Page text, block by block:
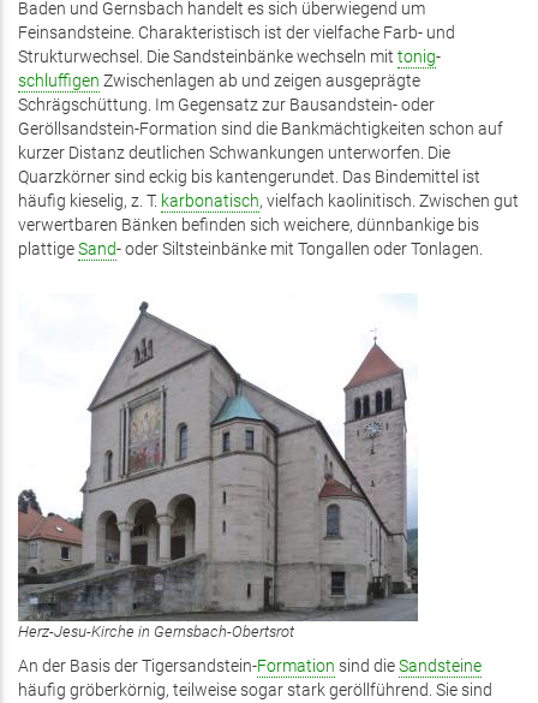
Baden und Gernsbach handelt es sich überwiegend um
Feinsandsteine. Charakteristisch ist der vielfache Farb- und
Strukturwechsel. Die Sandsteinbänke wechseln mit tonig-
schluffigen Zwischenlagen ab und zeigen ausgeprägte
Schrägschüttung. Im Gegensatz zur Bausandstein- oder
Geröllsandstein-Formation sind die Bankmächtigkeiten schon auf
kurzer Distanz deutlichen Schwankungen unterworfen. Die
Quarzkörner sind eckig bis kantengerundet. Das Bindemittel ist
häufig kieselig, z. T. karbonatisch, vielfach kaolinitisch. Zwischen gut
verwertbaren Bänken befinden sich weichere, dünnbankige bis
plattigeSand- oder Siltsteinbänke mit Tongallen oder Tonlagen.
Herz-Jesu-Kirche in Gernsbach-Obertsrot
An der Basis der Tigersandstein-Formation sind dieSandsteine
häufig gröberkörnig, teilweise sogar stark geröllführend. Sie sind